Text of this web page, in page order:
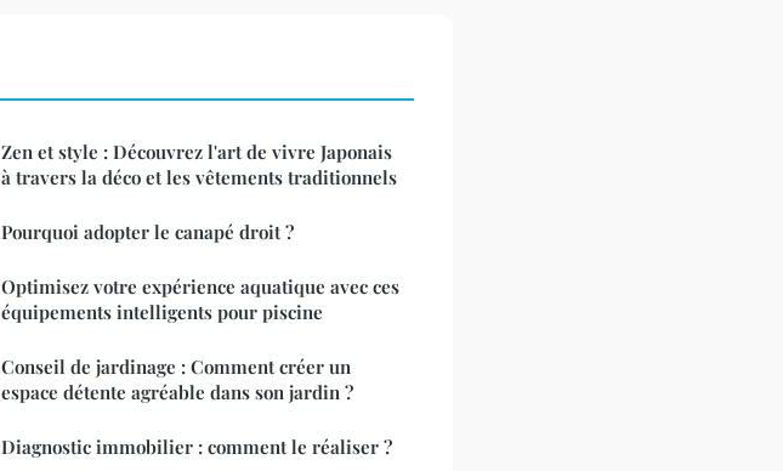
Zen et style : Découvrez l'art de vivre Japonais
à travers la déco et les vêtements traditionnels
Pourquoi adopter le canapé droit ?
Optimisez votre expérience aquatique avec ces
équipements intelligents pour piscine
Conseil de jardinage : Comment créer un
espace détente agréable dans son jardin ?
Diagnostic immobilier : comment le réaliser ?